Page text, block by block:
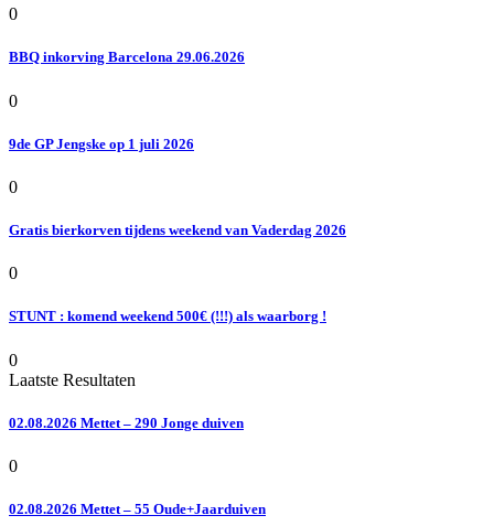
0
BBQ inkorving Barcelona 29.06.2026
0
9de GP Jengske op 1 juli 2026
0
Gratis bierkorven tijdens weekend van Vaderdag 2026
0
STUNT : komend weekend 500€ (!!!) als waarborg !
0
Laatste Resultaten
02.08.2026 Mettet – 290 Jonge duiven
0
02.08.2026 Mettet – 55 Oude+Jaarduiven